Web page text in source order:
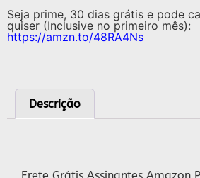
Seja prime, 30 dias grátis e pode
quiser (Inclusive no primeiro mês):
https://amzn.to/48RA4Ns
Descrição